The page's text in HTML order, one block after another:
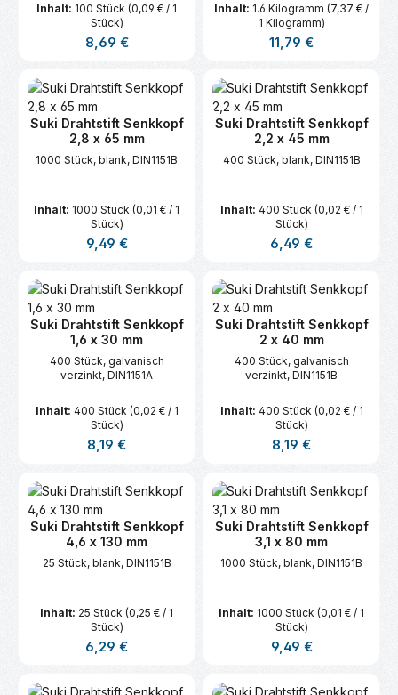
Inhalt: 100 Stück (0,09 € / 1
Stück)
Regulärer Preis:
8,69 €
Inhalt: 1.6 Kilogramm (7,37 € /
1 Kilogramm)
Regulärer Preis:
11,79 €
Suki Drahtstift Senkkopf
2,8 x 65 mm
1000 Stück, blank, DIN1151B
Inhalt: 1000 Stück (0,01 € / 1
Stück)
Regulärer Preis:
9,49 €
Suki Drahtstift Senkkopf
2,2 x 45 mm
400 Stück, blank, DIN1151B
Inhalt: 400 Stück (0,02 € / 1
Stück)
Regulärer Preis:
6,49 €
Suki Drahtstift Senkkopf
1,6 x 30 mm
400 Stück, galvanisch
verzinkt, DIN1151A
Inhalt: 400 Stück (0,02 € / 1
Stück)
Regulärer Preis:
8,19 €
Suki Drahtstift Senkkopf
2 x 40 mm
400 Stück, galvanisch
verzinkt, DIN1151B
Inhalt: 400 Stück (0,02 € / 1
Stück)
Regulärer Preis:
8,19 €
Suki Drahtstift Senkkopf
4,6 x 130 mm
25 Stück, blank, DIN1151B
Inhalt: 25 Stück (0,25 € / 1
Stück)
Regulärer Preis:
6,29 €
Suki Drahtstift Senkkopf
3,1 x 80 mm
1000 Stück, blank, DIN1151B
Inhalt: 1000 Stück (0,01 € / 1
Stück)
Regulärer Preis:
9,49 €